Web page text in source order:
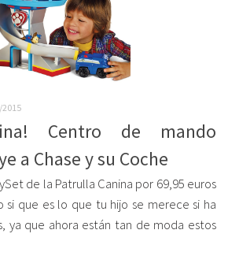
Centro de mando
a Chase y su Coche
de la Patrulla Canina por 69,95 euros
si que es lo que tu hijo se merece si ha
ya que ahora están tan de moda estos